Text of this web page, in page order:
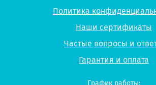
Политика
Наши сертификаты
Частые вопросы и
Гарантия и оплата
График работы: